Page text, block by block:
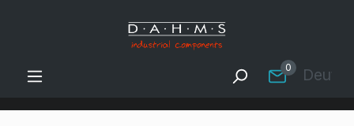
Zum Hauptinhalt springen
0